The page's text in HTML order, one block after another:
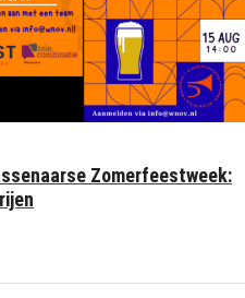
Zomerfeestweek: